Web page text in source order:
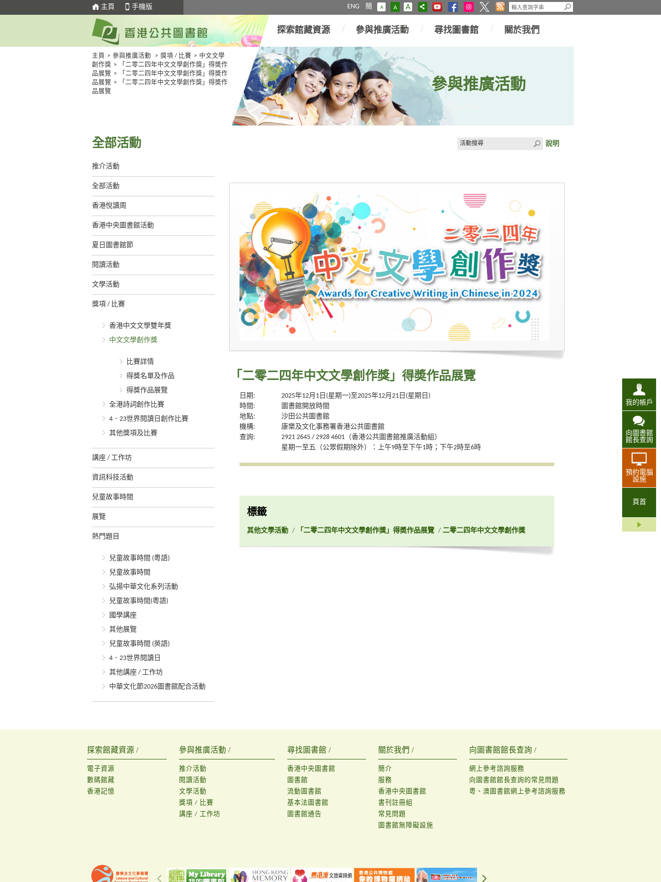
主頁 手機版 ENG 簡 A A A
我的帳戶
向圖書館
館長查詢
預約電腦
設施
頁首
探索館藏資源 參與推廣活動 尋找圖書館 關於我們
主頁 > 參與推廣活動 > 獎項 / 比賽 > 中文文學
創作獎 >
「二零二四年中文文學創作獎」得奬作
品展覽 >
「二零二四年中文文學創作獎」得奬作
品展覽 >
「二零二四年中文文學創作獎」得奬作
品展覽
參與推廣活動
全部活動
推介活動
全部活動
香港悅讀周
香港中央圖書館活動
夏日圖書館節
閱讀活動
文學活動
獎項 / 比賽
香港中文文學雙年獎
中文文學創作獎
比賽詳情
得獎名單及作品
得獎作品展覽
全港詩詞創作比賽
4．23世界閱讀日創作比賽
其他獎項及比賽
講座 / 工作坊
資訊科技活動
兒童故事時間
展覽
熱門題目
兒童故事時間 (粵語)
兒童故事時間
弘揚中華文化系列活動
兒童故事時間(粵語)
國學講座
其他展覽
兒童故事時間 (英語)
4．23世界閱讀日
其他講座 / 工作坊
中華文化節2026圖書館配合活動
說明
「二零二四年中文文學創作獎」得奬作品展覽
日期:
2025年12月1日(星期一)至2025年12月21日(星期日)
時間:
圖書館開放時間
地點:
沙田公共圖書館
機構:
康樂及文化事務署香港公共圖書館
查詢:
2921 2645 / 2928 4601（香港公共圖書館推廣活動組）
星期一至五（公眾假期除外）：上午9時至下午1時；下午2時至6時
標籤
其他文學活動 / 「二零二四年中文文學創作獎」得奬作品展覽 / 二零二四年中文文學創作獎
探索館藏資源 /
電子資源
數碼館藏
香港記憶
參與推廣活動 /
推介活動
閱讀活動
文學活動
獎項 / 比賽
講座 / 工作坊
尋找圖書館 /
香港中央圖書館
圖書館
流動圖書館
基本法圖書館
圖書館通告
關於我們 /
簡介
服務
香港中央圖書館
書刊註冊組
常見問題
圖書館無障礙設施
向圖書館館長查詢 /
網上參考諮詢服務
向圖書館館長查詢的常見問題
粵、澳圖書館網上參考諮詢服務